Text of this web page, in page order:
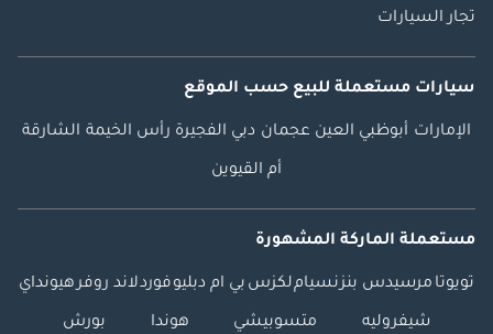
تجار السيارات
سيارات مستعملة للبيع حسب الموقع
الإمارات أبوظبي العين عجمان دبي الفجيرة رأس الخيمة الشارقة
أم القيوين
مستعملة الماركة المشهورة
تويوتا مرسيدس بنزنسياملكزس بي ام دبليوفوردلاند روفرهيونداي
شيفروليه متسوبيشي هوندا بورش